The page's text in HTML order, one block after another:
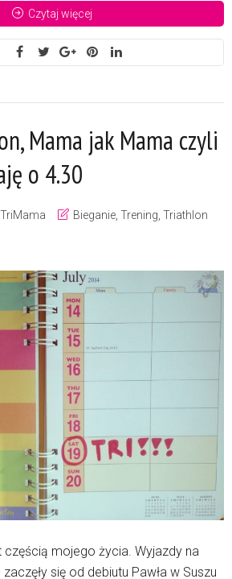
Czytaj więcej
Mama jak Mama czyli
o 4.30
TriMama Bieganie, Trening, Triathlon
częścią mojego życia. Wyjazdy na
się od debiutu Pawła w Suszu